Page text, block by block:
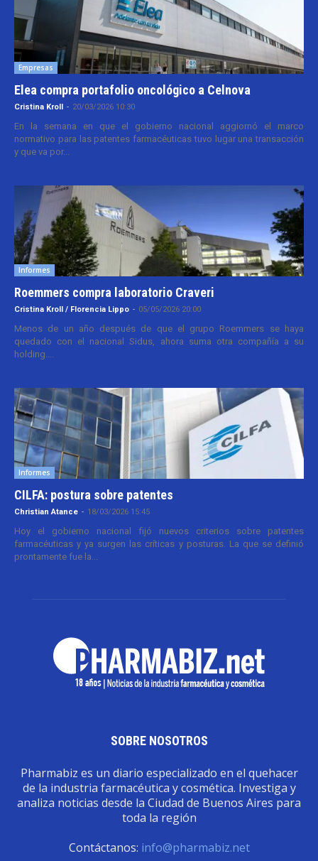
Empresas
Elea compra portafolio oncológico a Celnova
Cristina Kroll - 20/03/2026 10:30
En la semana en que el gobierno nacional aggiornó el marco
normativo para las patentes farmacéuticas tuvo lugar una transacción
y que va por...
Informes
Roemmers compra laboratorio Craveri
Cristina Kroll / Florencia Lippo - 05/05/2026 20:00
Menos de un año después de que el grupo Roemmers se haya
quedado con el nacional Sidus, ahora suma otra compañía a su
holding....
Informes
CILFA: postura sobre patentes
Christian Atance - 18/03/2026 15:45
Hoy el gobierno nacional fijó nuevos criterios sobre patentes
farmacéuticas y ya surgen las críticas y posturas. La que se definió
prontamente fue la...
SOBRE NOSOTROS
Pharmabiz es un diario especializado en el quehacer
de la industria farmacéutica y cosmética. Investiga y
analiza noticias desde la Ciudad de Buenos Aires para
toda la región
Contáctanos: info@pharmabiz.net